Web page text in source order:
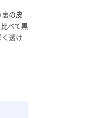
の皮
べて黒
透け